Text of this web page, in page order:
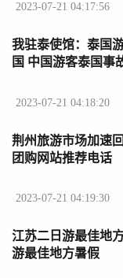
2023-07-21 04:17:56
我驻泰使馆：泰国
国 中国游客泰国事
2023-07-21 04:18:20
荆州旅游市场加速
团购网站推荐电话
2023-07-21 04:19:30
江苏二日游最佳地
游最佳地方暑假